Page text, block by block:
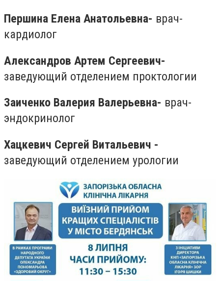
Першина Елена Анатольевна- врач-
кардиолог
Александров Артем Сергеевич-
заведующий отделением проктологии
Заиченко Валерия Валерьевна- врач-
эндокринолог
Хацкевич Сергей Витальевич -
заведующий отделением урологии